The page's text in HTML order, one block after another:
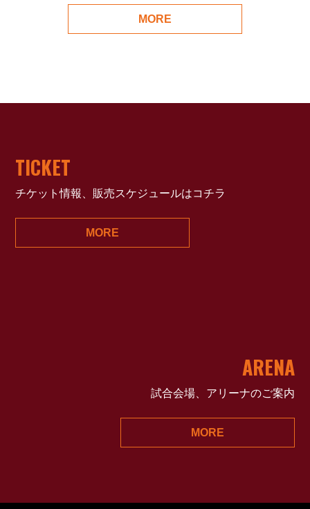
MORE
TICKET
チケット情報、販売スケジュールはコチラ
MORE
ARENA
試合会場、アリーナのご案内
MORE